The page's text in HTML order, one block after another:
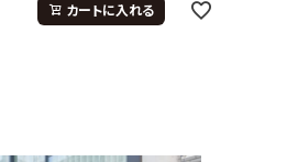
カートに入れる